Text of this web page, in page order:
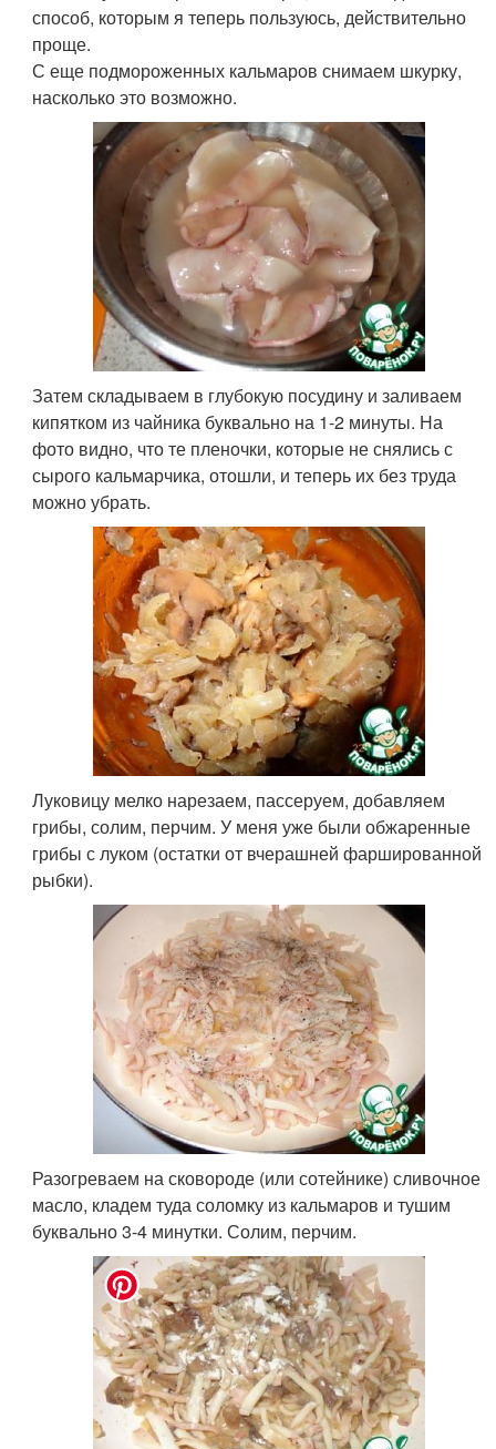
способ, которым я теперь пользуюсь, действительно
проще.
С еще подмороженных кальмаров снимаем шкурку,
насколько это возможно.
Затем складываем в глубокую посудину и заливаем
кипятком из чайника буквально на 1-2 минуты. На
фото видно, что те пленочки, которые не снялись с
сырого кальмарчика, отошли, и теперь их без труда
можно убрать.
Луковицу мелко нарезаем, пассеруем, добавляем
грибы, солим, перчим. У меня уже были обжаренные
грибы с луком (остатки от вчерашней фаршированной
рыбки).
Разогреваем на сковороде (или сотейнике) сливочное
масло, кладем туда соломку из кальмаров и тушим
буквально 3-4 минутки. Солим, перчим.